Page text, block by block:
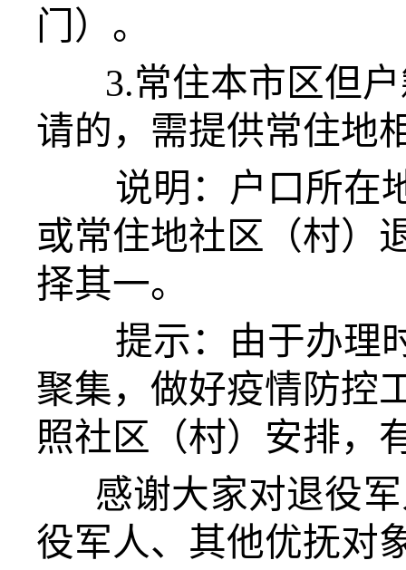
门）。
3.常住本市区但
请的，需提供常住地
说明： 户口所在
或常住地社区（村）
择其一。
提示： 由于办理
聚集，做好疫情防控
照社区（村）安排，
感谢大家对退役
役军人、其他优抚对